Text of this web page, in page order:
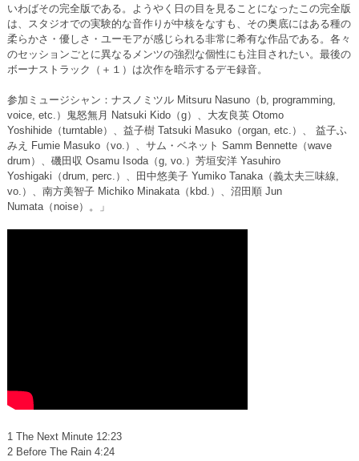
いわばその完全版である。ようやく日の目を見ることになったこの完全版
は、スタジオでの実験的な音作りが中核をなすも、その奥底にはある種の
柔らかさ・優しさ・ユーモアが感じられる非常に希有な作品である。各々
のセッションごとに異なるメンツの強烈な個性にも注目されたい。最後の
ボーナストラック（＋１）は次作を暗示するデモ録音。
参加ミュージシャン：ナスノミツル Mitsuru Nasuno（b, programming,
voice, etc.）鬼怒無月 Natsuki Kido（g）、大友良英 Otomo
Yoshihide（turntable）、益子樹 Tatsuki Masuko（organ, etc.）、 益子ふ
みえ Fumie Masuko（vo.）、サム・ベネット Samm Bennette（wave
drum）、磯田収 Osamu Isoda（g, vo.）芳垣安洋 Yasuhiro
Yoshigaki（drum, perc.）、田中悠美子 Yumiko Tanaka（義太夫三味線,
vo.）、南方美智子 Michiko Minakata（kbd.）、沼田順 Jun
Numata（noise）。」
1 The Next Minute 12:23
2 Before The Rain 4:24